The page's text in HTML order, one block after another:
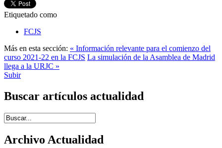
Etiquetado como
FCJS
Más en esta sección: « Información relevante para el comienzo del
curso 2021-22 en la FCJS La simulación de la Asamblea de Madrid
llega a la URJC »
Subir
Buscar artículos actualidad
Introduce términos de búsqueda
Archivo Actualidad